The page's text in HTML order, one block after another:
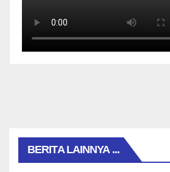
BERITA LAINNYA ...